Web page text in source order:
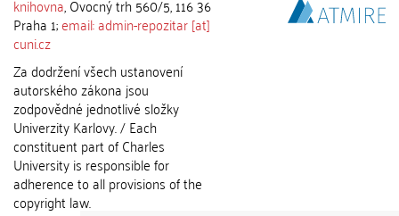
knihovna, Ovocný trh 560/5, 116 36
Praha 1;email: admin-repozitar [at]
cuni.cz
Za dodržení všech ustanovení
autorského zákona jsou
zodpovědné jednotlivé složky
Univerzity Karlovy. / Each
constituent part of Charles
University is responsible for
adherence to all provisions of the
copyright law.